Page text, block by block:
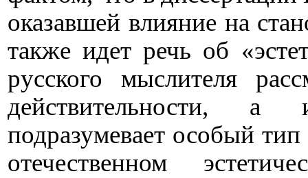
оказавшей влияние на
также идет речь об
русского мыслителя
действительности, а
подразумевает особый
отечественном